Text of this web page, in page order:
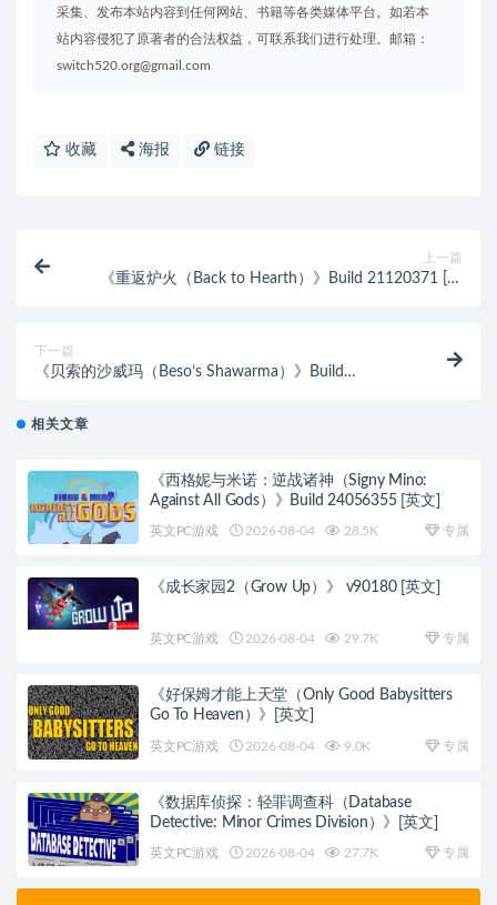
采集、发布本站内容到任何网站、书籍等各类媒体平台。如若本
站内容侵犯了原著者的合法权益，可联系我们进行处理。邮箱：
switch520.org@gmail.com
收藏 海报 链接
上一篇
《重返炉火（Back to Hearth）》Build 21120371 [英
下一篇
《贝索的沙威玛（Beso’s Shawarma）》Build
相关文章
《西格妮与米诺：逆战诸神（Signy Mino:
Against All Gods）》Build 24056355 [英文]
英文PC游戏 2026-08-04 28.5K 专属
《成长家园2（Grow Up）》 v90180 [英文]
英文PC游戏 2026-08-04 29.7K 专属
《好保姆才能上天堂（Only Good Babysitters
Go To Heaven）》[英文]
英文PC游戏 2026-08-04 9.0K 专属
《数据库侦探：轻罪调查科（Database
Detective: Minor Crimes Division）》[英文]
英文PC游戏 2026-08-04 27.7K 专属